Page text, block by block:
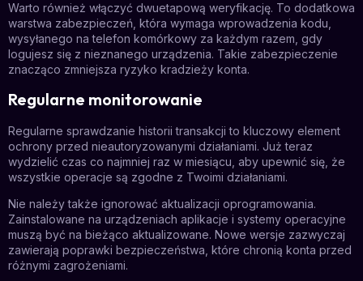
Warto również włączyć dwuetapową weryfikację. To dodatkowa
warstwa zabezpieczeń, która wymaga wprowadzenia kodu,
wysyłanego na telefon komórkowy za każdym razem, gdy
logujesz się z nieznanego urządzenia. Takie zabezpieczenie
znacząco zmniejsza ryzyko kradzieży konta.
Regularne monitorowanie
Regularne sprawdzanie historii transakcji to kluczowy element
ochrony przed nieautoryzowanymi działaniami. Już teraz
wydzielić czas co najmniej raz w miesiącu, aby upewnić się, że
wszystkie operacje są zgodne z Twoimi działaniami.
Nie należy także ignorować aktualizacji oprogramowania.
Zainstalowane na urządzeniach aplikacje i systemy operacyjne
muszą być na bieżąco aktualizowane. Nowe wersje zazwyczaj
zawierają poprawki bezpieczeństwa, które chronią konta przed
różnymi zagrożeniami.